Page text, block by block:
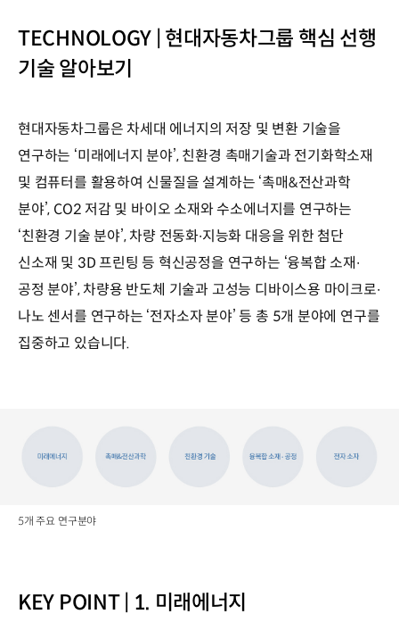
TECHNOLOGY | 현대자동차그룹 핵심 선행
기술 알아보기
현대자동차그룹은 차세대 에너지의 저장 및 변환 기술을
연구하는 ‘미래에너지 분야’, 친환경 촉매기술과 전기화학소재
및 컴퓨터를 활용하여 신물질을 설계하는 ‘촉매&전산과학
분야’, CO2 저감 및 바이오 소재와 수소에너지를 연구하는
‘친환경 기술 분야’, 차량 전동화∙지능화 대응을 위한 첨단
신소재 및 3D 프린팅 등 혁신공정을 연구하는 ‘융복합 소재∙
공정 분야’, 차량용 반도체 기술과 고성능 디바이스용 마이크로∙
나노 센서를 연구하는 ‘전자소자 분야’ 등 총 5개 분야에 연구를
집중하고 있습니다.
5개 주요 연구분야
KEY POINT | 1. 미래에너지